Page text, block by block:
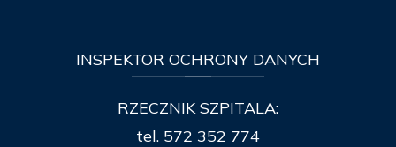
INSPEKTOR OCHRONY DANYCH
RZECZNIK SZPITALA:
tel. 572 352 774